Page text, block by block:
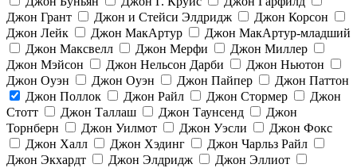
Джон Грант
Джон и Стейси Элдридж
Джон Корсон
Джон Лейк
Джон МакАртур
Джон МакАртур-младший
Джон Максвелл
Джон Мерфи
Джон Миллер
Джон Мэйсон
Джон Нельсон Дарби
Джон Ньютон
Джон Оуэн
Джон Оуэн Джон Пайпер
Джон Паттон
Джон Поллок
Джон Райл Джон Стормер
Джон
Стотт
Джон Таллаш Джон Таунсенд
Джон
Торнберн
Джон Уилмот Джон Уэсли
Джон Фокс
Джон Халл
Джон Хэдинг
Джон Чарльз Райл
Джон Экхардт
Джон Элдридж
Джон Эллиот